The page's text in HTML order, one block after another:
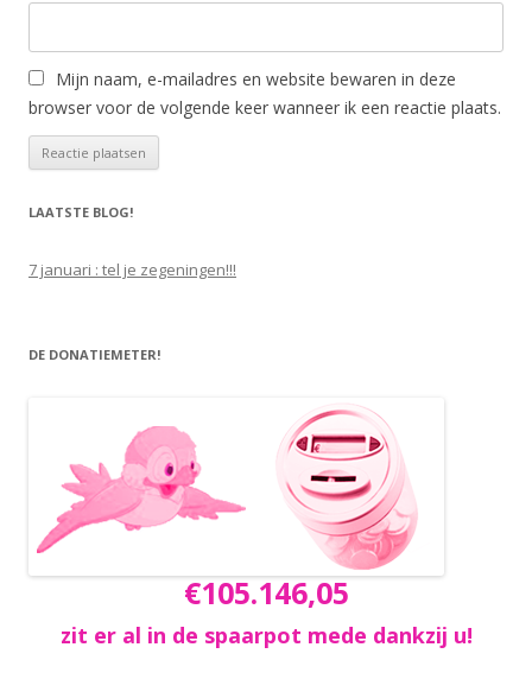
Mijn naam, e-mailadres en website bewaren in deze
browser voor de volgende keer wanneer ik een reactie plaats.
LAATSTE BLOG!
7 januari : tel je zegeningen!!!
DE DONATIEMETER!
€105.146,05
zit er al in de spaarpot mede dankzij u!